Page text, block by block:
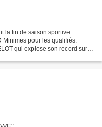
la fin de saison sportive.
Minimes pour les qualifiés.
qui explose son record sur